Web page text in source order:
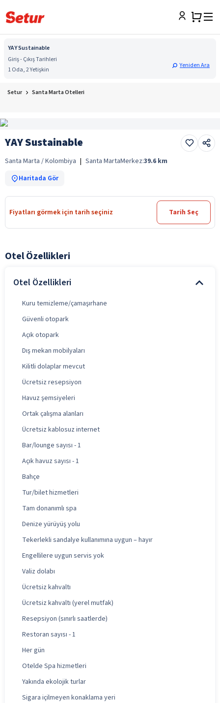
YAY Sustainable
Giriş - Çıkış Tarihleri
1 Oda, 2 Yetişkin
Yeniden Ara
Setur Santa Marta Otelleri
YAY Sustainable
Santa Marta / Kolombiya | Santa MartaMerkez:39.6 km
Haritada Gör
Fiyatları görmek için tarih seçiniz Tarih Seç
Otel Özellikleri
Otel Özellikleri
Kuru temizleme/çamaşırhane
Güvenli otopark
Açık otopark
Dış mekan mobilyaları
Kilitli dolaplar mevcut
Ücretsiz resepsiyon
Havuz şemsiyeleri
Ortak çalışma alanları
Ücretsiz kablosuz internet
Bar/lounge sayısı - 1
Açık havuz sayısı - 1
Bahçe
Tur/bilet hizmetleri
Tam donanımlı spa
Denize yürüyüş yolu
Tekerlekli sandalye kullanımına uygun – hayır
Engellilere uygun servis yok
Valiz dolabı
Ücretsiz kahvaltı
Ücretsiz kahvaltı (yerel mutfak)
Resepsiyon (sınırlı saatlerde)
Restoran sayısı - 1
Her gün
Otelde Spa hizmetleri
Yakında ekolojik turlar
Sigara içilmeyen konaklama yeri